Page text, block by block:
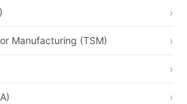
Manufacturing (TSM)